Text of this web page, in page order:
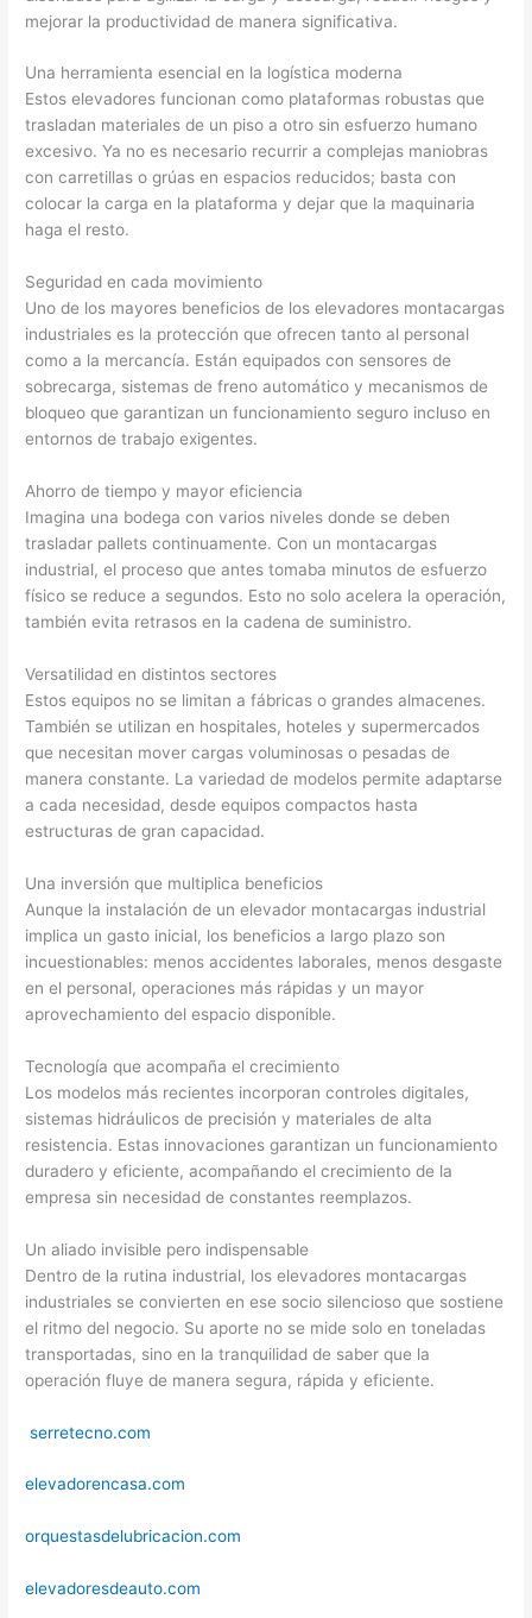
mejorar la productividad de manera significativa.
Una herramienta esencial en la logística moderna
Estos elevadores funcionan como plataformas robustas que
trasladan materiales de un piso a otro sin esfuerzo humano
excesivo. Ya no es necesario recurrir a complejas maniobras
con carretillas o grúas en espacios reducidos; basta con
colocar la carga en la plataforma y dejar que la maquinaria
haga el resto.
Seguridad en cada movimiento
Uno de los mayores beneficios de los elevadores montacargas
industriales es la protección que ofrecen tanto al personal
como a la mercancía. Están equipados con sensores de
sobrecarga, sistemas de freno automático y mecanismos de
bloqueo que garantizan un funcionamiento seguro incluso en
entornos de trabajo exigentes.
Ahorro de tiempo y mayor eficiencia
Imagina una bodega con varios niveles donde se deben
trasladar pallets continuamente. Con un montacargas
industrial, el proceso que antes tomaba minutos de esfuerzo
físico se reduce a segundos. Esto no solo acelera la operación,
también evita retrasos en la cadena de suministro.
Versatilidad en distintos sectores
Estos equipos no se limitan a fábricas o grandes almacenes.
También se utilizan en hospitales, hoteles y supermercados
que necesitan mover cargas voluminosas o pesadas de
manera constante. La variedad de modelos permite adaptarse
a cada necesidad, desde equipos compactos hasta
estructuras de gran capacidad.
Una inversión que multiplica beneficios
Aunque la instalación de un elevador montacargas industrial
implica un gasto inicial, los beneficios a largo plazo son
incuestionables: menos accidentes laborales, menos desgaste
en el personal, operaciones más rápidas y un mayor
aprovechamiento del espacio disponible.
Tecnología que acompaña el crecimiento
Los modelos más recientes incorporan controles digitales,
sistemas hidráulicos de precisión y materiales de alta
resistencia. Estas innovaciones garantizan un funcionamiento
duradero y eficiente, acompañando el crecimiento de la
empresa sin necesidad de constantes reemplazos.
Un aliado invisible pero indispensable
Dentro de la rutina industrial, los elevadores montacargas
industriales se convierten en ese socio silencioso que sostiene
el ritmo del negocio. Su aporte no se mide solo en toneladas
transportadas, sino en la tranquilidad de saber que la
operación fluye de manera segura, rápida y eficiente.
serretecno.com
elevadorencasa.com
orquestasdelubricacion.com
elevadoresdeauto.com